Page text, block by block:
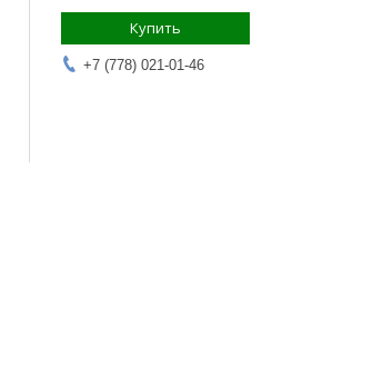
Купить
+7 (778) 021-01-46